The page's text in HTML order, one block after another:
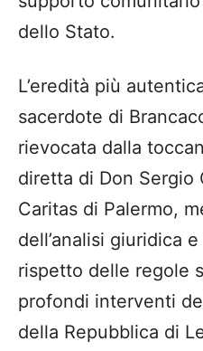
dello Stato.
L’eredità più
sacerdote di
rievocata dalla
diretta di Don Sergio
Caritas di Palermo,
dell’analisi giuridica
rispetto delle regole
profondi interventi
della Repubblica di